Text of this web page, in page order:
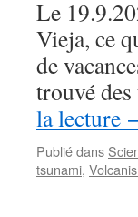
Le
Vieja, ce
de
trouvé
la lecture
Publié dans
tsunami,